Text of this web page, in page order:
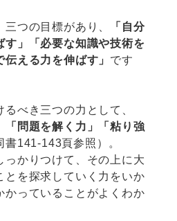
つの目標があり、
「自分
す」「必要な知識や技術を
える力を伸ばす」 です
べき三つの力として、
「問題を解く力」「粘り強
書141-143頁参照）。
っかりつけて、その上に大
とを探求していく力をいか
かっていることがよくわか